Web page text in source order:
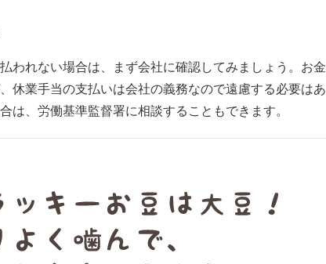
われない場合は、まず会社に確認してみましょう。お金
休業手当の支払いは会社の義務なので遠慮する必要はあ
は、労働基準監督署に相談することもできます。